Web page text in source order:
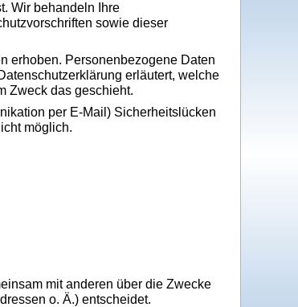
Wir behandeln Ihre
sowie dieser
erhoben. Personenbezogene Daten
erläutert, welche
Zweck das geschieht.
per E-Mail) Sicherheitslücken
möglich.
mit anderen über die Zwecke
o. Ä.) entscheidet.